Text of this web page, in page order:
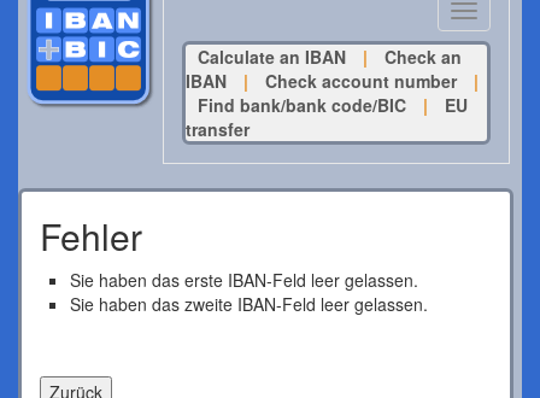
Toggle
navigation
Calculate an IBAN
|
Check an
IBAN
| Check account number
|
Find bank/bank code/BIC
|
EU
transfer
Fehler
Sie haben das erste IBAN-Feld leer gelassen.
Sie haben das zweite IBAN-Feld leer gelassen.